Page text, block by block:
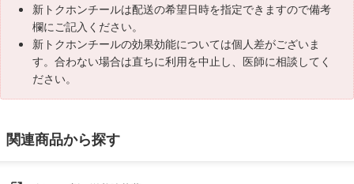
新トクホンチールは配送の希望日時を指定できますので備考
欄にご記入ください。
新トクホンチールの効果効能については個人差がございま
す。合わない場合は直ちに利用を中止し、医師に相談してく
ださい。
関連商品から探す